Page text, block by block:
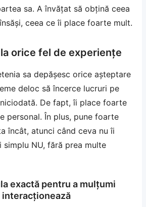
sa. A învățat să obțină ceea
ceea ce îi place foarte mult.
orice fel de experiențe
sa depășesc orice așteptare
deloc să încerce lucruri pe
De fapt, îi place foarte
personal. În plus, pune foarte
încât, atunci când ceva nu îi
simplu NU, fără prea multe
exactă pentru a mulțumi
interacționează